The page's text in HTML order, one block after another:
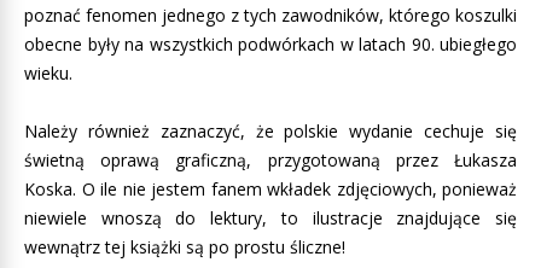
poznać fenomen jednego z tych zawodników, którego koszulki
obecne były na wszystkich podwórkach w latach 90. ubiegłego
wieku.
Należy również zaznaczyć, że polskie wydanie cechuje się
świetną oprawą graficzną, przygotowaną przez Łukasza
Koska. O ile nie jestem fanem wkładek zdjęciowych, ponieważ
niewiele wnoszą do lektury, to ilustracje znajdujące się
wewnątrz tej książki są po prostu śliczne!